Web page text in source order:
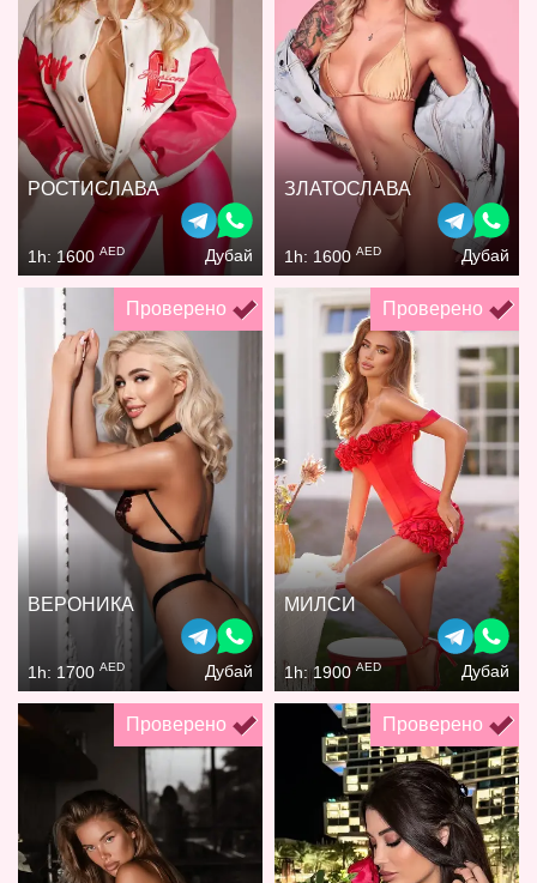
РОСТИСЛАВА
1h: 1600 AED Дубай
ЗЛАТОСЛАВА
1h: 1600 AED Дубай
Проверено
ВЕРОНИКА
1h: 1700 AED Дубай
Проверено
МИЛСИ
1h: 1900AED Дубай
Проверено Проверено